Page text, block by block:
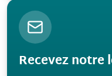
Recevez